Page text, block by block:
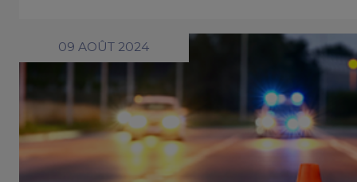
09 AOÛT 2024